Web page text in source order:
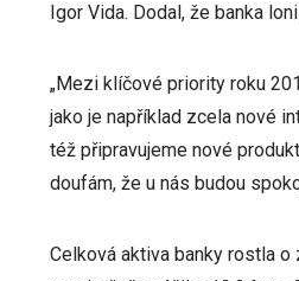
Igor Vida. Dodal, že banka
„Mezi klíčové priority roku
jako je například zcela nové
též připravujeme nové
doufám, že u nás budou
Celková aktiva banky rostla